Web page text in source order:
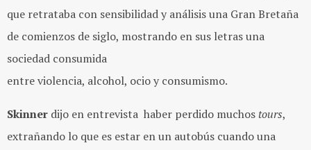
que retrataba con sensibilidad y análisis una Gran Bretaña
de comienzos de siglo, mostrando en sus letras una
sociedad consumida
entre violencia, alcohol, ocio y consumismo.
Skinner dijo en entrevista haber perdido muchos tours,
extrañando lo que es estar en un autobús cuando una